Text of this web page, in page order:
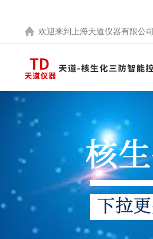
欢迎来到 上海天道仪器有限公司